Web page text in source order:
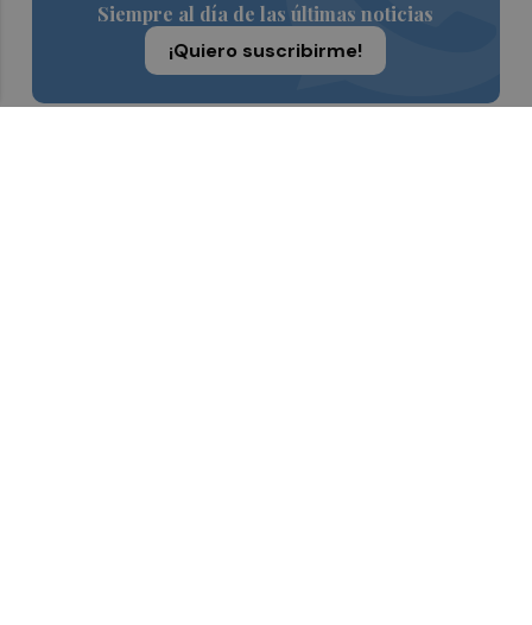
Siempre al día de las últimas noticias
¡Quiero suscribirme!